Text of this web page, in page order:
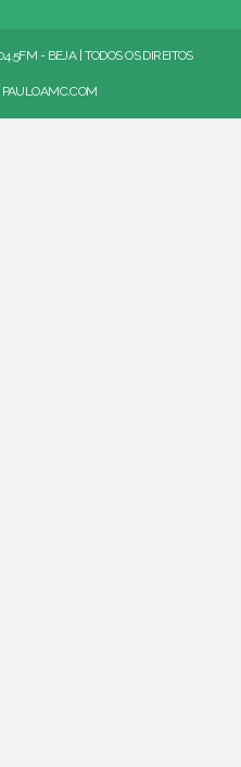
- BEJA | TODOS OS DIREITOS
PAULOAMC.COM